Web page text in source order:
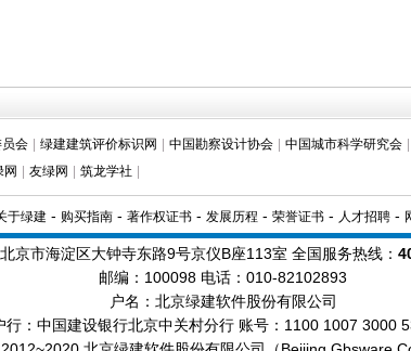
会 绿建建筑评价标识网 中国勘察设计协会 中国城市科学研究会
网 友绿网 筑龙学社
于绿建- 购买指南- 著作权证书- 发展历程 - 荣誉证书- 人才招聘-
京市海淀区大钟寺东路9号京仪B座113室 全国服务热线：
邮编：100098 电话：010-82102893
户名：北京绿建软件股份有限公司
行：中国建设银行北京中关村分行 账号：1100 1007 3000